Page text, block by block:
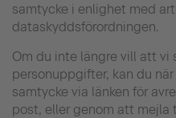
samtycke i enlighet med
dataskyddsförordningen.
Om du inte längre vill att vi
personuppgifter, kan du
samtycke via länken för
post, eller genom att mejla